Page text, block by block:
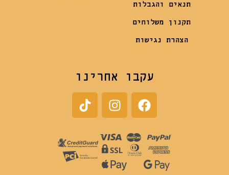
תנאים והגבלות
תקנון משלוחים
הצהרת נגישות
עקבו אחרינו